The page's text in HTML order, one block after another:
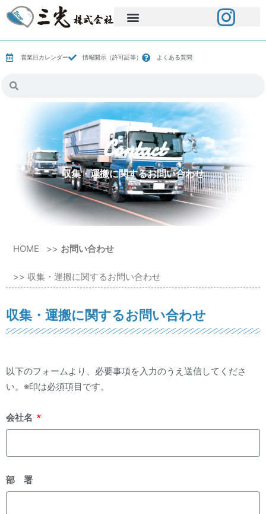
営業日カレンダー 情報開示（許可証等） よくある質問
Contact
収集・運搬に関するお問い合わせ
HOME >> お問い合わせ
>> 収集・運搬に関するお問い合わせ
収集・運搬に関するお問い合わせ
以下のフォームより、必要事項を入力のうえ送信してくださ
い。※印は必須項目です。
会社名
部 署